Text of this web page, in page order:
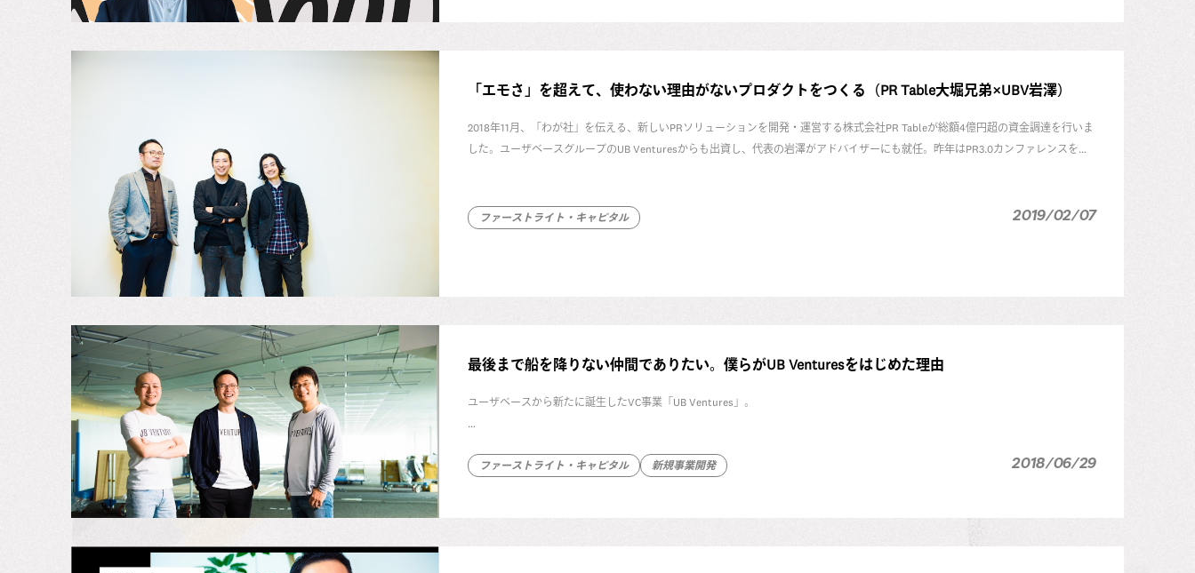
「エモさ」を超えて、使わない理由がないプロダクトをつくる（PR Table大堀兄弟×UBV岩澤）
2018年11月、「わが社」を伝える、新しいPRソリューションを開発・運営する株式会社PR Tableが総額4億円超の資金調達を行いま
した。ユーザベースグループのUB Venturesからも出資し、代表の岩澤がアドバイザーにも就任。昨年はPR3.0カンファレンスを成
ファーストライト・キャピタル 2019/02/07
最後まで船を降りない仲間でありたい。僕らがUB Venturesをはじめた理由
ユーザベースから新たに誕生したVC事業「UB Ventures」。
ートナーの竹内秀行と、ベンチャー・パートナーの麻生要一を交えて、それぞれどのような起業家に投資したいのか、どのような
ファーストライト・キャピタル 新規事業開発 2018/06/29